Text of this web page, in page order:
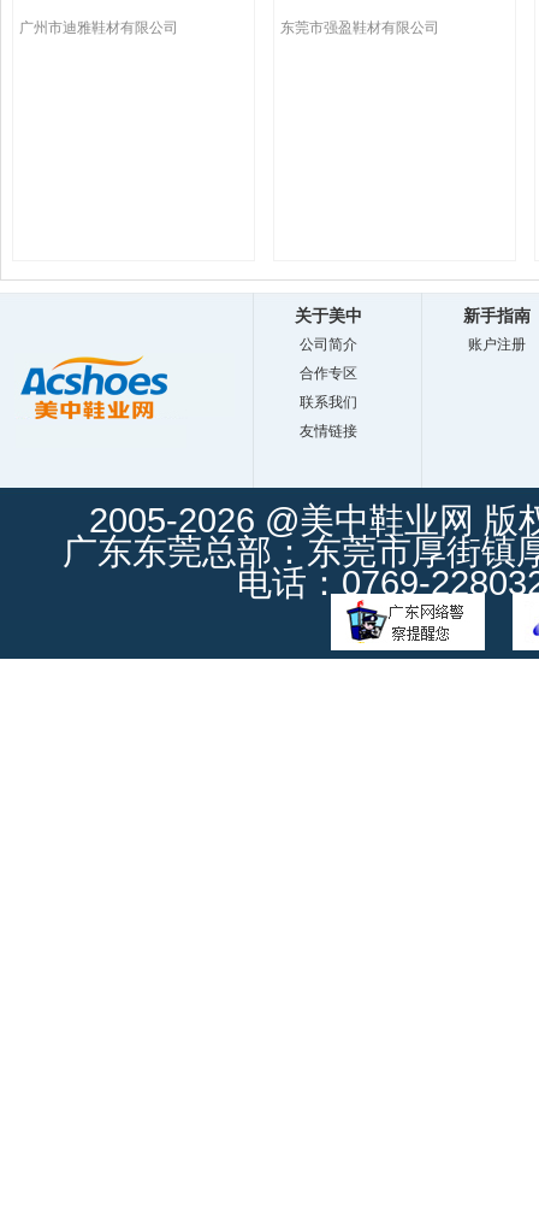
广州市迪雅鞋材有限公司 东莞市强盈鞋材有限公司
关于美中
公司简介
合作专区
联系我们
友情链接
新手指南
账户注册
2005-2026 @美中鞋业网 版
广东东莞总部：东莞市厚街镇
电话：0769-